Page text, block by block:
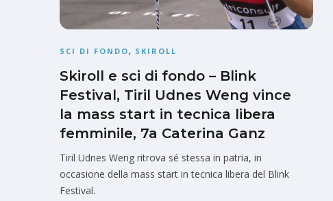
SCI DI FONDO, SKIROLL
Skiroll e sci di fondo – Blink
Festival, Tiril Udnes Weng vince
la mass start in tecnica libera
femminile, 7a Caterina Ganz
Tiril Udnes Weng ritrova sé stessa in patria, in
occasione della mass start in tecnica libera del Blink
Festival.